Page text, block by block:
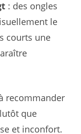
: des ongles
le
courts une
recommander
que
et inconfort.